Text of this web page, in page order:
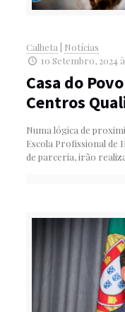
Calheta| Notícias
10 Setembro, 2024
Casa do
Centros
Numa lógica de
Escola Profissional de
de parceria, irão